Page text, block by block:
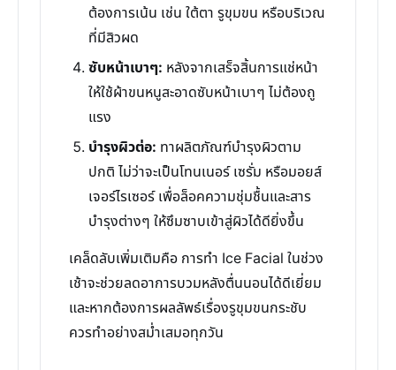
ต้องการเน้น เช่น ใต้ตา รูขุมขน หรือบริเวณ
ที่มีสิวผด
ซับหน้าเบาๆ: หลังจากเสร็จสิ้นการแช่หน้า
ให้ใช้ผ้าขนหนูสะอาดซับหน้าเบาๆ ไม่ต้องถู
แรง
บำรุงผิวต่อ: ทาผลิตภัณฑ์บำรุงผิวตาม
ปกติ ไม่ว่าจะเป็นโทนเนอร์ เซรั่ม หรือมอยส์
เจอร์ไรเซอร์ เพื่อล็อคความชุ่มชื้นและสาร
บำรุงต่างๆ ให้ซึมซาบเข้าสู่ผิวได้ดียิ่งขึ้น
เคล็ดลับเพิ่มเติมคือ การทำ Ice Facial ในช่วง
เช้าจะช่วยลดอาการบวมหลังตื่นนอนได้ดีเยี่ยม
และหากต้องการผลลัพธ์เรื่องรูขุมขนกระชับ
ควรทำอย่างสม่ำเสมอทุกวัน